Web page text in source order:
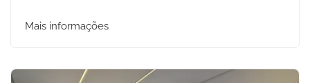
Mais informações